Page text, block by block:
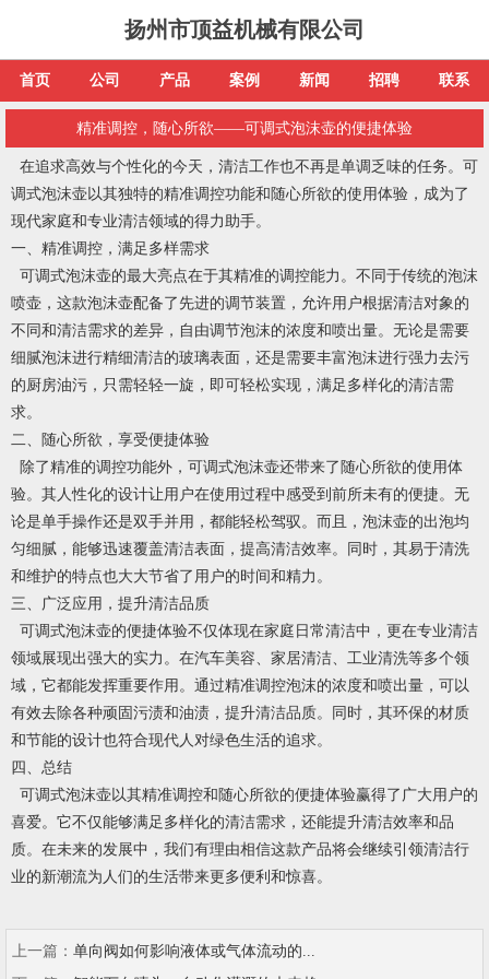
扬州市顶益机械有限公司
首页 公司 产品 案例 新闻 招聘 联系
精准调控，随心所欲——可调式泡沫壶的便捷体验
在追求高效与个性化的今天，清洁工作也不再是单调乏味的任务。可
调式泡沫壶以其独特的精准调控功能和随心所欲的使用体验，成为了
现代家庭和专业清洁领域的得力助手。
一、精准调控，满足多样需求
可调式泡沫壶的最大亮点在于其精准的调控能力。不同于传统的泡沫
喷壶，这款泡沫壶配备了先进的调节装置，允许用户根据清洁对象的
不同和清洁需求的差异，自由调节泡沫的浓度和喷出量。无论是需要
细腻泡沫进行精细清洁的玻璃表面，还是需要丰富泡沫进行强力去污
的厨房油污，只需轻轻一旋，即可轻松实现，满足多样化的清洁需
求。
二、随心所欲，享受便捷体验
除了精准的调控功能外，可调式泡沫壶还带来了随心所欲的使用体
验。其人性化的设计让用户在使用过程中感受到前所未有的便捷。无
论是单手操作还是双手并用，都能轻松驾驭。而且，泡沫壶的出泡均
匀细腻，能够迅速覆盖清洁表面，提高清洁效率。同时，其易于清洗
和维护的特点也大大节省了用户的时间和精力。
三、广泛应用，提升清洁品质
可调式泡沫壶的便捷体验不仅体现在家庭日常清洁中，更在专业清洁
领域展现出强大的实力。在汽车美容、家居清洁、工业清洗等多个领
域，它都能发挥重要作用。通过精准调控泡沫的浓度和喷出量，可以
有效去除各种顽固污渍和油渍，提升清洁品质。同时，其环保的材质
和节能的设计也符合现代人对绿色生活的追求。
四、总结
可调式泡沫壶以其精准调控和随心所欲的便捷体验赢得了广大用户的
喜爱。它不仅能够满足多样化的清洁需求，还能提升清洁效率和品
质。在未来的发展中，我们有理由相信这款产品将会继续引领清洁行
业的新潮流为人们的生活带来更多便利和惊喜。
上一篇： 单向阀如何影响液体或气体流动的...